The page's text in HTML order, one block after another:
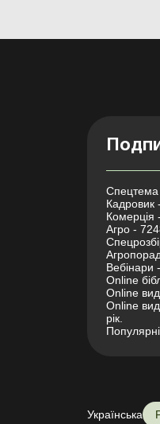
Спецтема
Кадровик
Комерція
Агро -
Вебінари
Online
Online
Online
рік.
Популярні
Українська